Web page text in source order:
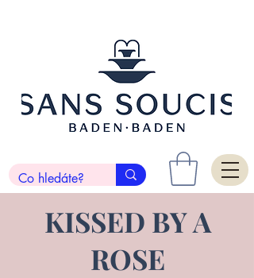
KISSED BY A
ROSE